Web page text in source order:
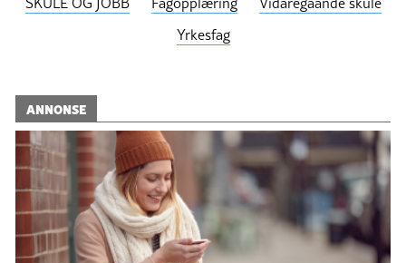
Yrkesfag
ANNONSE